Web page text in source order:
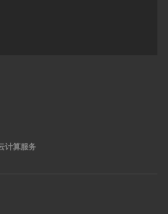
计算服务